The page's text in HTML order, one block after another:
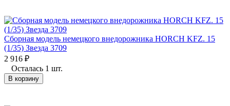
Сборная модель немецкого внедорожника HORCH KFZ. 15
(1/35) Звезда 3709
2 916 ₽
Осталась 1 шт.
В корзину